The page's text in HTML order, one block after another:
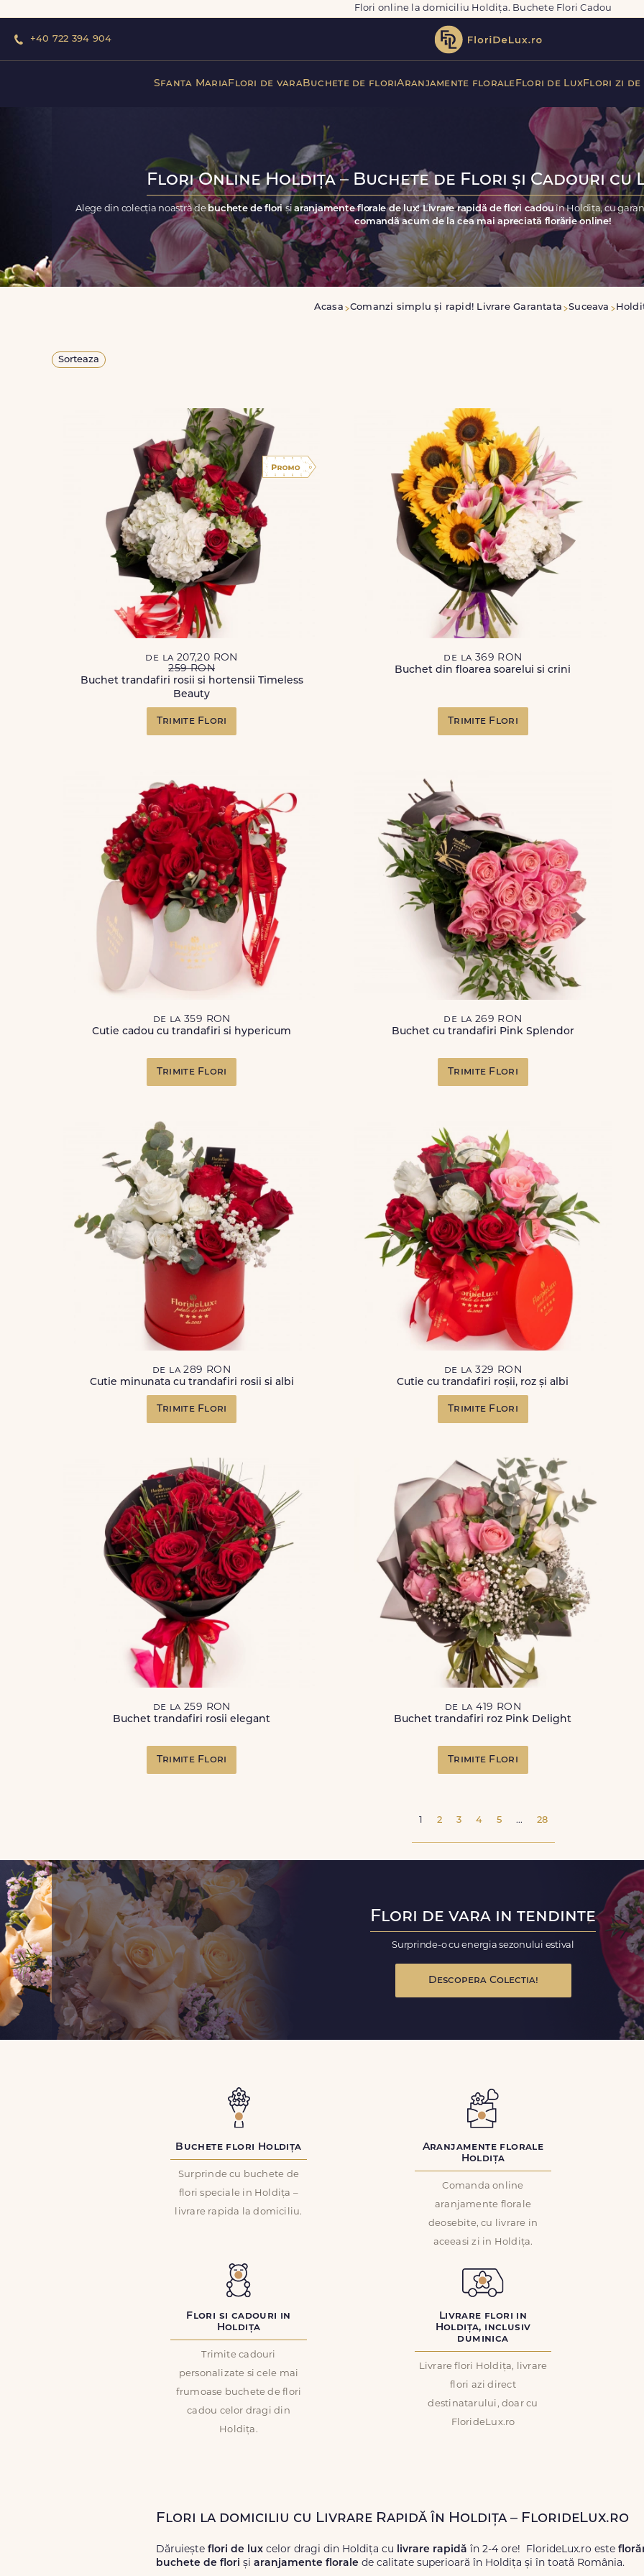
Flori online la domiciliu Holdița. Buchete Flori Cadou
+40 722 394 904
Sfanta MariaFlori de varaBuchete de floriAranjamente florale Flori de LuxFlori zi de
Flori Online Holdița – Buchete de Flori și Cadouri cu
Alege din colecția noastră de buchete de florișiaranjamente florale de lux! Livrare rapidă de flori cadou în Holdița, cu
comandă acum de la cea mai apreciată florărie online!
Acasa Comanzi simplu și rapid! Livrare Garantata Suceava
Sorteaza
de la 207,20 RON
259 RON
Buchet trandafiri rosii si hortensii Timeless
Beauty
Trimite Flori
de la 369 RON
Buchet din floarea soarelui si crini
Trimite Flori
de la 359 RON
Cutie cadou cu trandafiri si hypericum
Trimite Flori
de la 269 RON
Buchet cu trandafiri Pink Splendor
Trimite Flori
de la 289 RON
Cutie minunata cu trandafiri rosii si albi
Trimite Flori
de la 329 RON
Cutie cu trandafiri roșii, roz și albi
Trimite Flori
de la 259 RON
Buchet trandafiri rosii elegant
Trimite Flori
de la 419 RON
Buchet trandafiri roz Pink Delight
Trimite Flori
1 2 3 4 5 ... 28
Flori de vara in tendinte
Surprinde-o cu energia sezonului estival
Descopera Colectia!
Buchete flori Holdița
Surprinde cu buchete de
flori speciale in Holdița –
livrare rapida la domiciliu.
Aranjamente florale
Holdița
Comanda online
aranjamente florale
deosebite, cu livrare in
aceeasi zi in Holdița.
Flori si cadouri in
Holdița
Trimite cadouri
personalizate si cele mai
frumoase buchete de flori
cadou celor dragi din
Holdița.
Livrare flori in
Holdița, inclusiv
duminica
Livrare flori Holdița, livrare
flori azi direct
destinatarului, doar cu
FlorideLux.ro
Flori la domiciliu cu Livrare Rapidă în Holdița – FlorideLux.ro
Dăruiește flori de lux celor dragi din Holdița cu livrare rapidă în 2-4 ore! FlorideLux.ro este
buchete de flori și aranjamente florale de calitate superioară în Holdița și în toată România.